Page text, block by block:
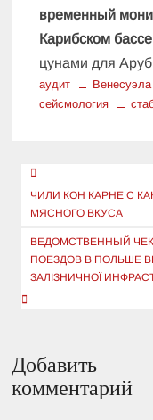
временный
Карибском
цунами для
аудит Венесуэла
сейсмология
Навигация
по
записям
ЧИЛИ КОН КАРНЕ С
МЯСНОГО ВКУСА
ВЕДОМСТВЕННЫЙ
ПОЕЗДОВ В ПОЛЬШЕ
ЗАЛІЗНИЧНОЇ
Добавить
комментарий